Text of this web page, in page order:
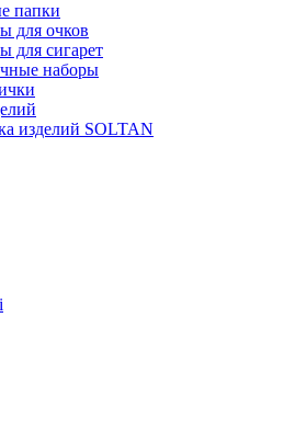
папки
для очков
для сигарет
наборы
изделий SOLTAN